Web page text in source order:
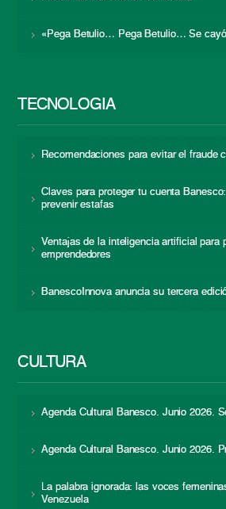
«Pega Betulio… Pega Betulio… Se
TECNOLOGÍA
Recomendaciones para evitar el fraude
Claves para proteger tu cuenta
prevenir estafas
Ventajas de la inteligencia artificial para
emprendedores
BanescoInnova anuncia su tercera
CULTURA
Agenda Cultural Banesco. Junio 2026.
Agenda Cultural Banesco. Junio 2026.
La palabra ignorada: las voces
Venezuela